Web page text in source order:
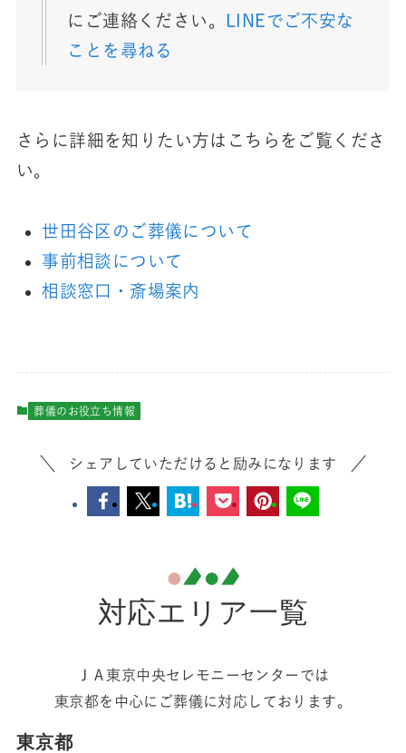
にご連絡ください。
LINEでご不安な
ことを尋ねる
さらに詳細を知りたい方はこちらをご覧くださ
い。
世田谷区のご葬儀について
事前相談について
相談窓口・斎場案内
葬儀のお役立ち情報
シェアしていただけると励みになります
対応エリア一覧
ＪＡ東京中央セレモニーセンターでは
東京都を中心にご葬儀に対応しております。
東京都
葬儀費用の目安を知りたい方へ
無料でお見積りをご案内します
資料請求する